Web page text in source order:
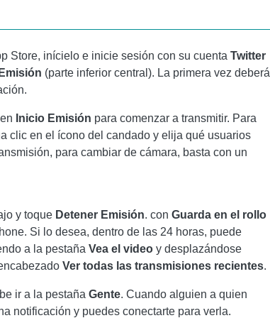
Store, inícielo e inicie sesión con su cuenta Twitter
Emisión (parte inferior central). La primera vez deberá
Inicio Emisión para comenzar a transmitir. Para
clic en el ícono del candado y elija qué usuarios
para cambiar de cámara, basta con un
y toque Detener Emisión. con Guarda en el rollo
Si lo desea, dentro de las 24 horas, puede
a la pestaña Vea el video y desplazándose
Ver todas las transmisiones recientes.
ir a la pestaña Gente. Cuando alguien a quien
notificación y puedes conectarte para verla.